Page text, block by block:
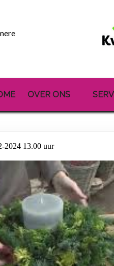
OVER ONS
2024 13.00 uur